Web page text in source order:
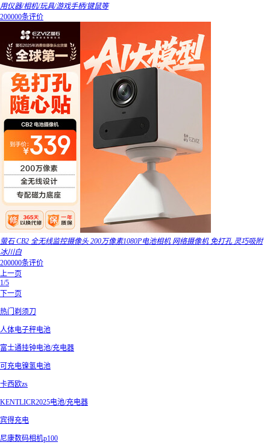
用仪器/相机/玩具/游戏手柄/键鼠等
200000条评价
萤石 CB2 全无线监控摄像头 200万像素1080P电池相机 网络摄像机 免打孔 灵巧吸附
冰川白
200000条评价
上一页
1/5
下一页
热门剃须刀
人体电子秤电池
富士通挂钟电池/充电器
可充电镍氢电池
卡西欧zs
KENTLICR2025电池/充电器
宾得充电
尼康数码相机p100